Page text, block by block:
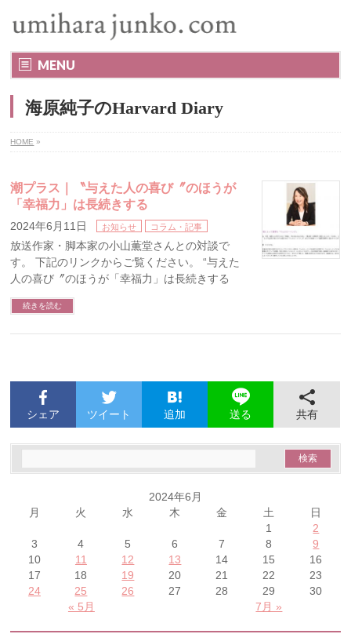
MENU
海原純子のHarvard Diary
HOME »
潮プラス｜〝与えた人の喜び〞のほうが
「幸福力」は長続きする
2024年6月11日 お知らせ コラム・記事
放送作家・脚本家の小山薫堂さんとの対談で
す。 下記のリンクからご覧ください。 “与えた
人の喜び〞のほうが「幸福力」は長続きする
続きを読む
シェア ツイート 追加 送る 共有
2024年6月
月
火 水 木 金 土 日
« 5月 7月 »
1
2
3
4 5 6 7 8
9
10
11 12 13 14 15
16
17
18 19 20 21 22
23
24
25 26 27 28 29 30